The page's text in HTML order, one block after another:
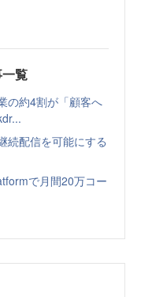
覧
の約4割が「顧客へ
続配信を可能にする
で月間20万コー